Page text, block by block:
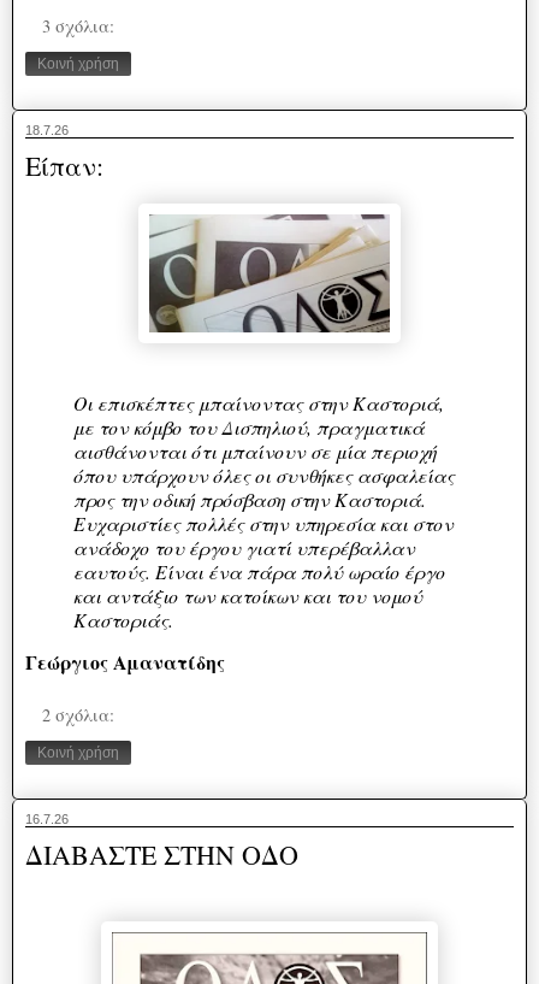
3 σχόλια:
Κοινή χρήση
18.7.26
Είπαν:
Οι επισκέπτες μπαίνοντας στην Καστοριά,
με τον κόμβο του Δισπηλιού, πραγματικά
αισθάνονται ότι μπαίνουν σε μία περιοχή
όπου υπάρχουν όλες οι συνθήκες ασφαλείας
προς την οδική πρόσβαση στην Καστοριά.
Ευχαριστίες πολλές στην υπηρεσία και στον
ανάδοχο του έργου γιατί υπερέβαλλαν
εαυτούς. Είναι ένα πάρα πολύ ωραίο έργο
και αντάξιο των κατοίκων και του νομού
Καστοριάς.
Γεώργιος Αμανατίδης
2 σχόλια:
Κοινή χρήση
16.7.26
ΔΙΑΒΑΣΤΕ ΣΤΗΝ ΟΔΟ